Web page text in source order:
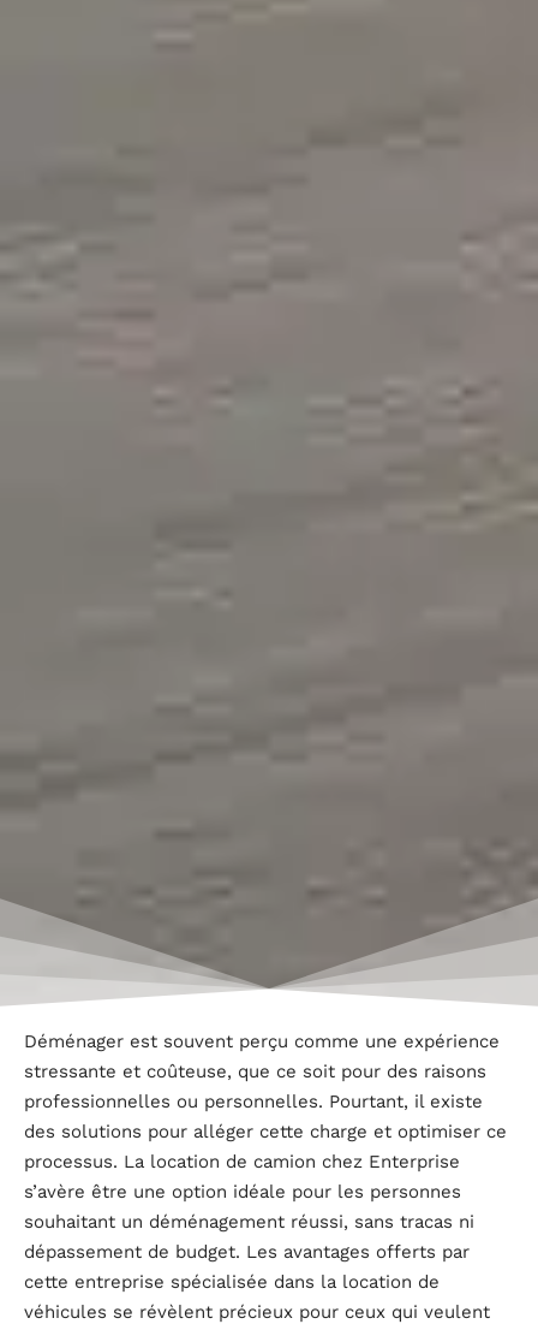
Déménager est souvent perçu comme une expérience
stressante et coûteuse, que ce soit pour des raisons
professionnelles ou personnelles. Pourtant, il existe
des solutions pour alléger cette charge et optimiser ce
processus. La location de camion chez Enterprise
s’avère être une option idéale pour les personnes
souhaitant un déménagement réussi, sans tracas ni
dépassement de budget. Les avantages offerts par
cette entreprise spécialisée dans la location de
véhicules se révèlent précieux pour ceux qui veulent